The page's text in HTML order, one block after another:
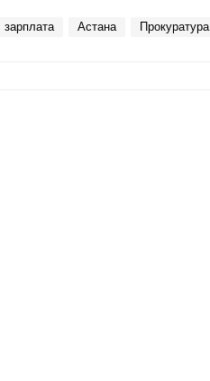
зарплата Астана Прокуратура